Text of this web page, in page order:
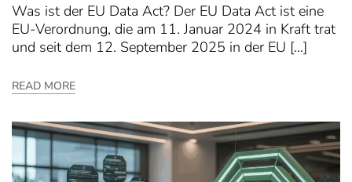
Was ist der EU Data Act? Der EU Data Act ist eine
EU-Verordnung, die am 11. Januar 2024 in Kraft trat
und seit dem 12. September 2025 in der EU […]
READ MORE